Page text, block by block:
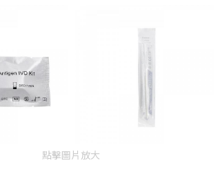
點擊圖片放大